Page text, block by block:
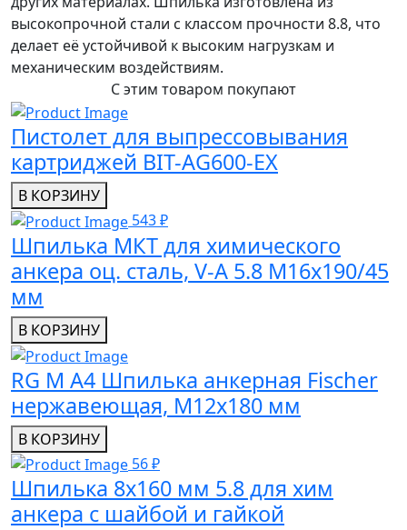
высокопрочной стали с классом прочности 8.8, что
делает её устойчивой к высоким нагрузкам и
механическим воздействиям.
С этим товаром покупают
Пистолет для выпрессовывания
картриджей BIT-AG600-EX
В КОРЗИНУ
543 ₽
Шпилька МКТ для химического
анкера оц. сталь, V-A 5.8 M16x190/45
мм
В КОРЗИНУ
RG M A4 Шпилька анкерная Fischer
нержавеющая, M12x180 мм
В КОРЗИНУ
56 ₽
Шпилька 8х160 мм 5.8 для хим
анкера с шайбой и гайкой